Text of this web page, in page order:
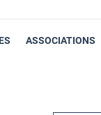
ASSOCIATIONS